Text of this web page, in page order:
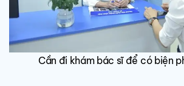
Cần đi khám bác sĩ để có biện